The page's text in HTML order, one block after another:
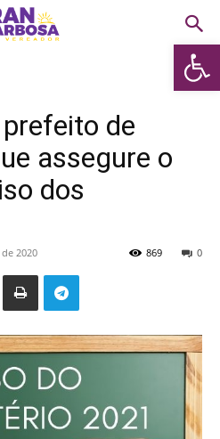
Abrir
de
assegure o
dos
2020 0
869